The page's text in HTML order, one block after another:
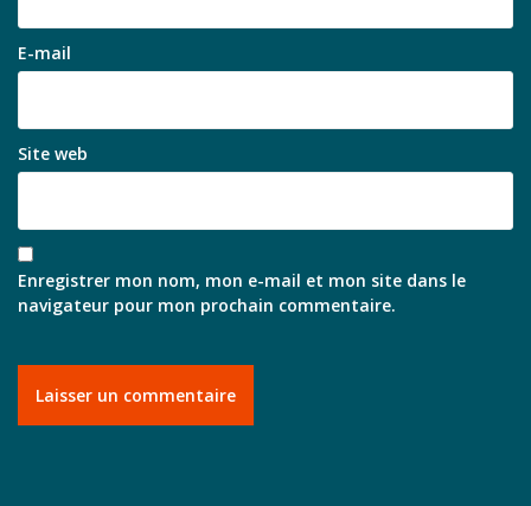
E-mail
Site web
Enregistrer mon nom, mon e-mail et mon site dans le
navigateur pour mon prochain commentaire.